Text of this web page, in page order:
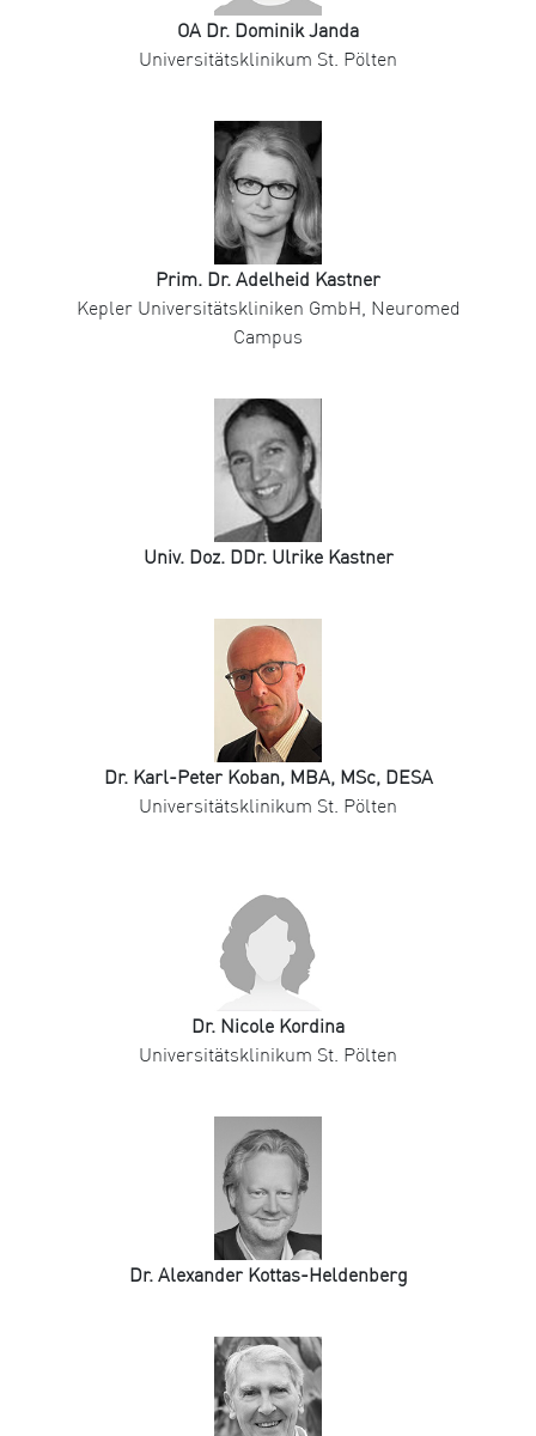
OA Dr. Dominik Janda
Universitätsklinikum St. Pölten
Prim. Dr. Adelheid Kastner
Kepler Universitätskliniken GmbH, Neuromed
Campus
Univ. Doz. DDr. Ulrike Kastner
Dr. Karl-Peter Koban, MBA, MSc, DESA
Universitätsklinikum St. Pölten
Dr. Nicole Kordina
Universitätsklinikum St. Pölten
Dr. Alexander Kottas-Heldenberg